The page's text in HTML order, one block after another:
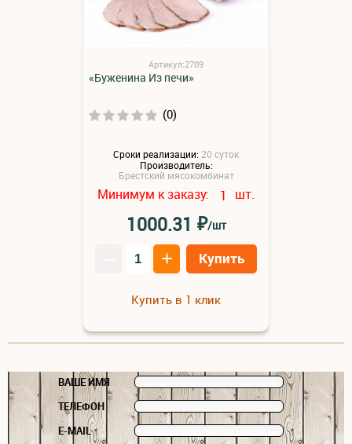
Артикул:2709
«Буженина Из печи»
(0)
Сроки реализации: 20 суток
Производитель:
Брестский мясокомбинат
Минимум к заказу: 1 шт.
1000.31 ₽/шт
+ Купить
Купить в 1 клик
ВАШЕ ИМЯ
ТЕЛЕФОН
E-MAIL